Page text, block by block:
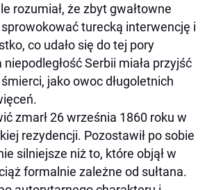
rozumiał, że zbyt gwałtowne
turecką interwencję i
co udało się do tej pory
niepodległość Serbii miała przyjść
jako owoc długoletnich
zmarł 26 września 1860 roku w
rezydencji. Pozostawił po sobie
silniejsze niż to, które objął w
formalnie zależne od sułtana.